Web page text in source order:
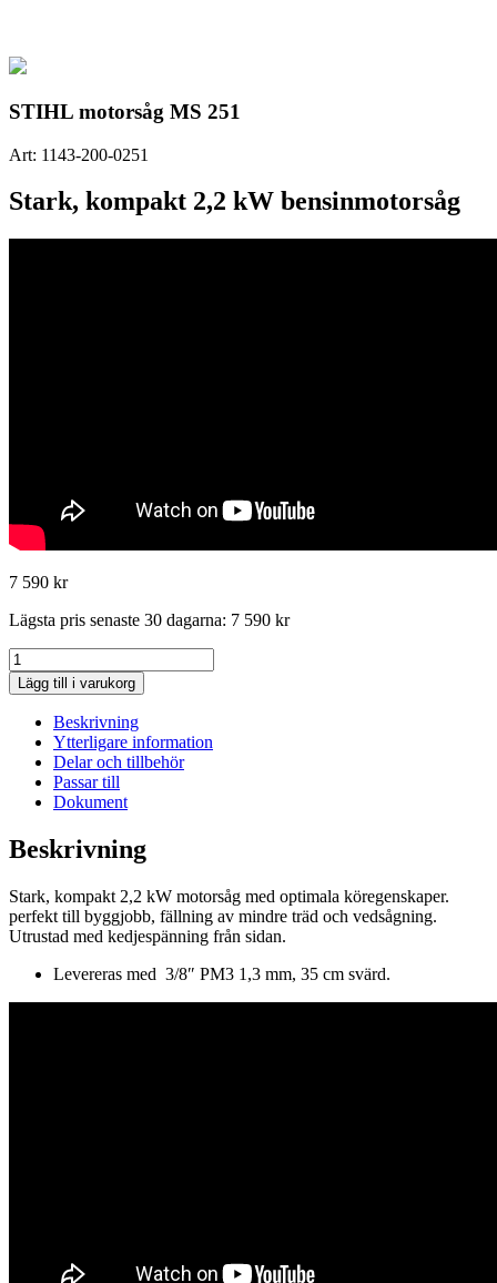
STIHL motorsåg MS 251
Art: 1143-200-0251
Stark, kompakt 2,2 kW bensinmotorsåg
7 590 kr
Lägsta pris senaste 30 dagarna: 7 590 kr
STIHL
motorsåg
MS
mängd
Lägg till i varukorg
Beskrivning
Ytterligare information
Delar och tillbehör
Passar till
Dokument
Beskrivning
Stark, kompakt 2,2 kW motorsåg med optimala köregenskaper.
perfekt till byggjobb, fällning av mindre träd och vedsågning.
Utrustad med kedjespänning från sidan.
Levereras med 3/8″ PM3 1,3 mm, 35 cm svärd.